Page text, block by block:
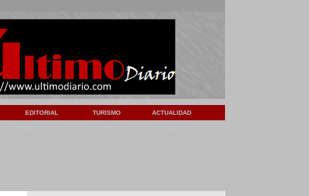
EDITORIAL TURISMO ACTUALIDAD